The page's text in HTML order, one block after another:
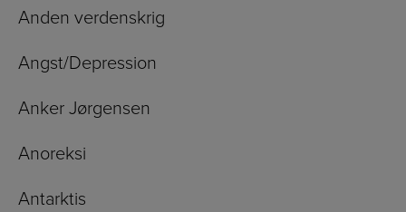
Anden verdenskrig
Angst/Depression
Anker Jørgensen
Anoreksi
Antarktis